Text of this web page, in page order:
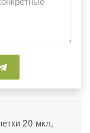
20 мкл,